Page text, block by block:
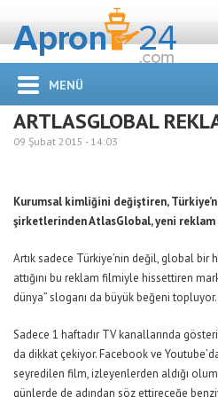
MENÜ
ARTLASGLOBAL
09 Şubat 2015 - 14:03
Kurumsal kimliğini değiştiren,
şirketlerinden AtlasGlobal, yeni reklam
Artık sadece Türkiye’nin değil, global bir
attığını bu reklam filmiyle hissettiren
dünya” sloganı da büyük beğeni topluyor.
Sadece 1 haftadır TV kanallarında
da dikkat çekiyor. Facebook ve
seyredilen film, izleyenlerden aldığı
günlerde de adından söz ettireceğe